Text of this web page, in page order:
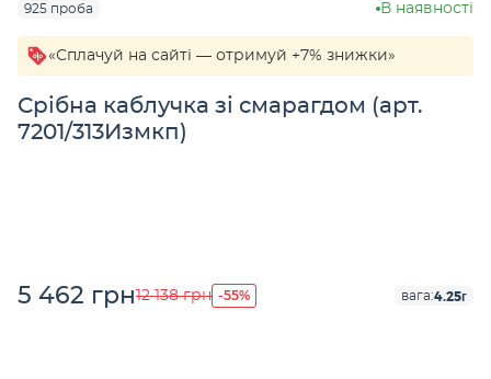
925 проба В наявності
«Сплачуй на сайті — отримуй +7% знижки»
Срібна каблучка зі смарагдом (арт.
7201/313Измкп)
5 462 грн12 138 грн -55% вага:4.25г